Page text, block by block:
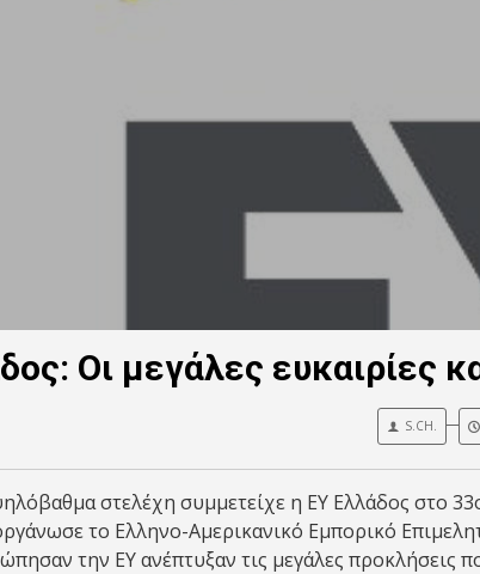
Οι μεγάλες ευκαιρίες
S.CH.
στελέχη συμμετείχε η ΕΥ Ελλάδος στο
το Ελληνο-Αμερικανικό Εμπορικό
την ΕΥ ανέπτυξαν τις μεγάλες προκλήσεις